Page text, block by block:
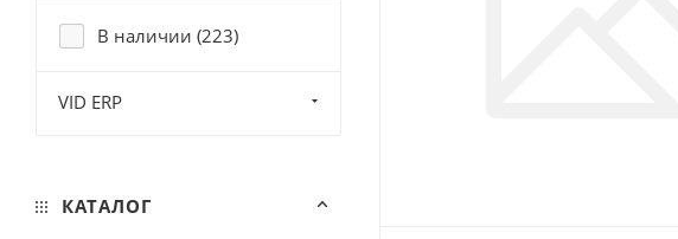
В наличии (223)
VID ERP
КАТАЛОГ